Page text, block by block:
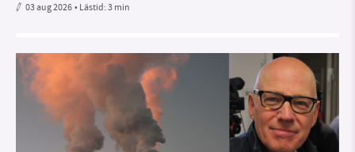
03 aug 2026• Lästid:3 min